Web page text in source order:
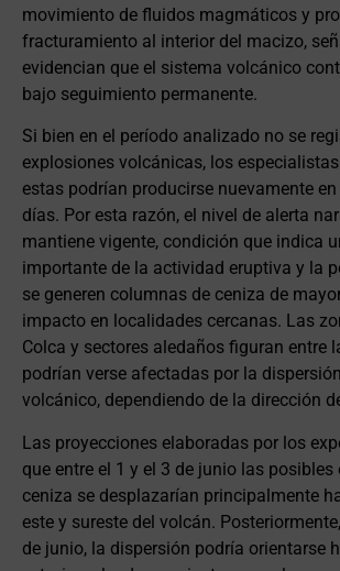
movimiento de fluidos magmáticos y
fracturamiento al interior del macizo,
evidencian que el sistema volcánico
bajo seguimiento permanente.
Si bien en el período analizado no se
explosiones volcánicas, los
estas podrían producirse nuevamente
días. Por esta razón, el nivel de alerta
mantiene vigente, condición que indica
importante de la actividad eruptiva y la
se generen columnas de ceniza de
impacto en localidades cercanas. Las
Colca y sectores aledaños figuran entre
podrían verse afectadas por la
volcánico, dependiendo de la dirección
Las proyecciones elaboradas por los
que entre el 1 y el 3 de junio las posibles
ceniza se desplazarían principalmente
este y sureste del volcán.
de junio, la dispersión podría orientarse